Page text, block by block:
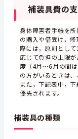
補装具費の
身体障害者手帳を
の購入や借受け，
際には，原則とし
応じて負担の上限
度（4月～6月の間
の方がいるときは
また，下記表中，
優先されます。
補装具の種類